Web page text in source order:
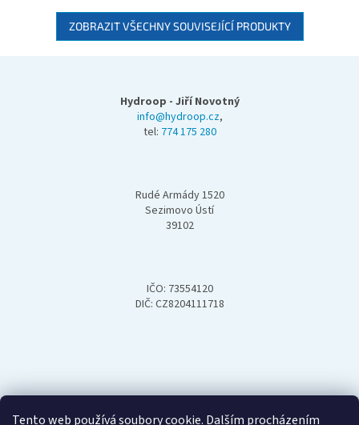
Tento web používá soubory cookie. Dalším procházením
ZOBRAZIT VŠECHNY SOUVISEJÍCÍ PRODUKTY
Hydroop - Jiří Novotný
info@hydroop.cz,
tel: 774 175 280
Rudé Armády 1520
Sezimovo Ústí
39102
IČO: 73554120
DIČ: CZ8204111718